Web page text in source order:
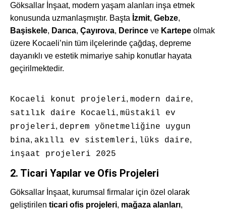
Göksallar İnşaat, modern yaşam alanları inşa etmek
konusunda uzmanlaşmıştır. Başta İzmit, Gebze,
Başiskele, Darıca, Çayırova, Derince ve Kartepe olmak
üzere Kocaeli’nin tüm ilçelerinde çağdaş, depreme
dayanıklı ve estetik mimariye sahip konutlar hayata
geçirilmektedir.
Kocaeli konut projeleri, modern daire,
satılık daire Kocaeli, müstakil ev
projeleri, deprem yönetmeliğine uygun
bina, akıllı ev sistemleri, lüks daire,
inşaat projeleri 2025
2. Ticari Yapılar ve Ofis Projeleri
Göksallar İnşaat, kurumsal firmalar için özel olarak
geliştirilen ticari ofis projeleri, mağaza alanları,